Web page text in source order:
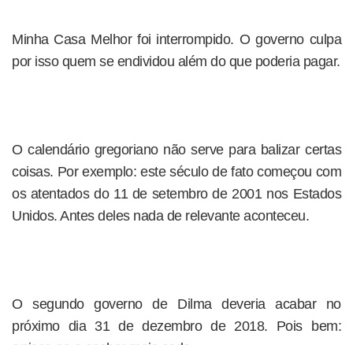
Minha Casa Melhor foi interrompido. O governo culpa
por isso quem se endividou além do que poderia pagar.
O calendário gregoriano não serve para balizar certas
coisas. Por exemplo: este século de fato começou com
os atentados do 11 de setembro de 2001 nos Estados
Unidos. Antes deles nada de relevante aconteceu.
O segundo governo de Dilma deveria acabar no
próximo dia 31 de dezembro de 2018. Pois bem: